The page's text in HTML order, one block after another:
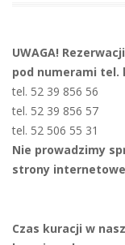
UWAGA!
pod numerami tel.
tel. 52 39 856 56
tel. 52 39 856 57
tel. 52 506 55 31
Nie prowadzimy
strony internetowe
Czas kuracji w